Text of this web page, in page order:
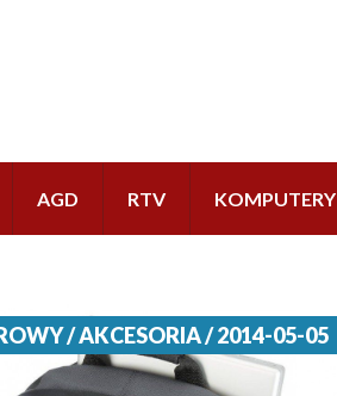
AGD RTV KOMPUTERY
/ AKCESORIA / 2014-05-05